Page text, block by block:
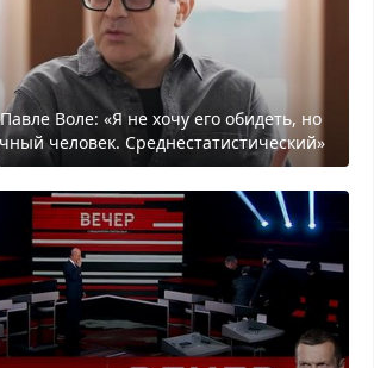
Воле: «Я не хочу его обидеть, но
человек. Среднестатистический»